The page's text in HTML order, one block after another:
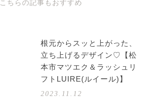
こちらの記事もおすすめ
根元からスッと上がった、
立ち上げるデザイン♡【松
本市マツエク＆ラッシュリ
フトLUIRE(ルイール)】
2023.11.12